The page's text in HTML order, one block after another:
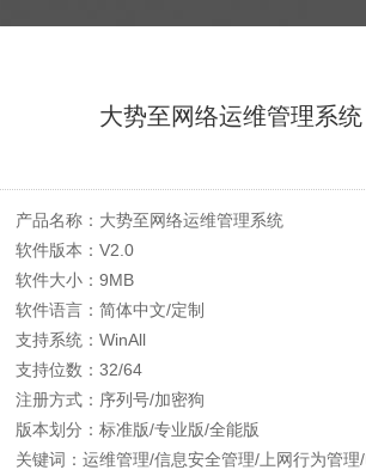
大势至网络运维管理系统
产品名称：大势至网络运维管理系统
软件版本：V2.0
软件大小：9MB
软件语言：简体中文/定制
支持系统：WinAll
支持位数：32/64
注册方式：序列号/加密狗
版本划分：标准版/专业版/全能版
关键词：运维管理/信息安全管理/上网行为管理